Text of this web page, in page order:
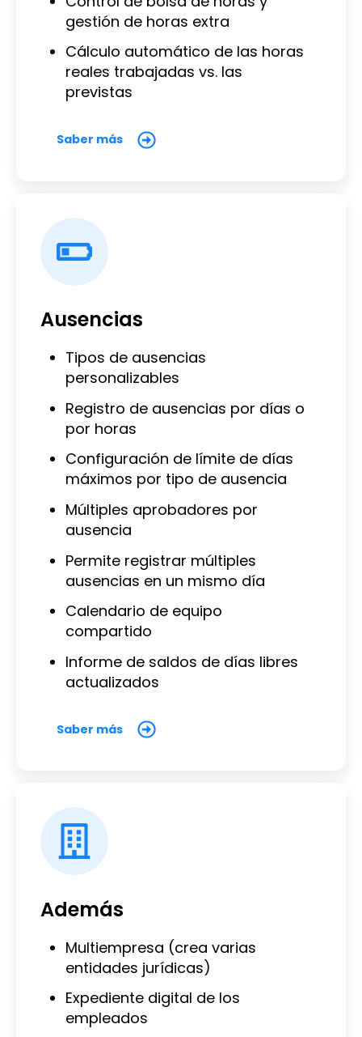
gestión de horas extra
Cálculo automático de las horas
reales trabajadas vs. las
previstas
Saber más
Ausencias
Tipos de ausencias
personalizables
Registro de ausencias por días o
por horas
Configuración de límite de días
máximos por tipo de ausencia
Múltiples aprobadores por
ausencia
Permite registrar múltiples
ausencias en un mismo día
Calendario de equipo
compartido
Informe de saldos de días libres
actualizados
Saber más
Además
Multiempresa (crea varias
entidades jurídicas)
Expediente digital de los
empleados